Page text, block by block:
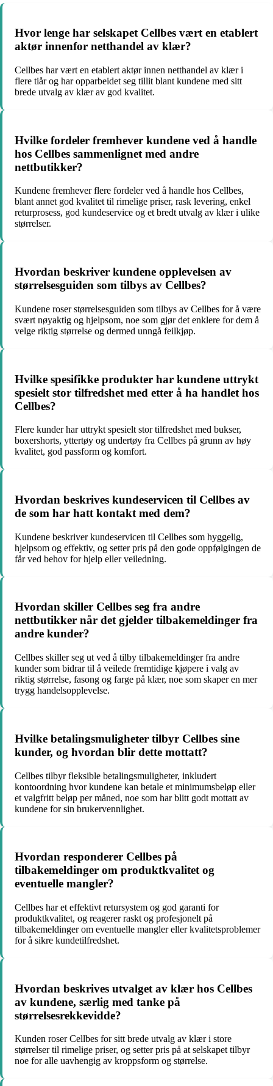
Hvor lenge har selskapet Cellbes vært en etablert
aktør innenfor netthandel av klær?
Cellbes har vært en etablert aktør innen netthandel av klær i
flere tiår og har opparbeidet seg tillit blant kundene med sitt
brede utvalg av klær av god kvalitet.
Hvilke fordeler fremhever kundene ved å handle
hos Cellbes sammenlignet med andre
nettbutikker?
Kundene fremhever flere fordeler ved å handle hos Cellbes,
blant annet god kvalitet til rimelige priser, rask levering, enkel
returprosess, god kundeservice og et bredt utvalg av klær i ulike
størrelser.
Hvordan beskriver kundene opplevelsen av
størrelsesguiden som tilbys av Cellbes?
Kundene roser størrelsesguiden som tilbys av Cellbes for å være
svært nøyaktig og hjelpsom, noe som gjør det enklere for dem å
velge riktig størrelse og dermed unngå feilkjøp.
Hvilke spesifikke produkter har kundene uttrykt
spesielt stor tilfredshet med etter å ha handlet hos
Cellbes?
Flere kunder har uttrykt spesielt stor tilfredshet med bukser,
boxershorts, yttertøy og undertøy fra Cellbes på grunn av høy
kvalitet, god passform og komfort.
Hvordan beskrives kundeservicen til Cellbes av
de som har hatt kontakt med dem?
Kundene beskriver kundeservicen til Cellbes som hyggelig,
hjelpsom og effektiv, og setter pris på den gode oppfølgingen de
får ved behov for hjelp eller veiledning.
Hvordan skiller Cellbes seg fra andre
nettbutikker når det gjelder tilbakemeldinger fra
andre kunder?
Cellbes skiller seg ut ved å tilby tilbakemeldinger fra andre
kunder som bidrar til å veilede fremtidige kjøpere i valg av
riktig størrelse, fasong og farge på klær, noe som skaper en mer
trygg handelsopplevelse.
Hvilke betalingsmuligheter tilbyr Cellbes sine
kunder, og hvordan blir dette mottatt?
Cellbes tilbyr fleksible betalingsmuligheter, inkludert
kontoordning hvor kundene kan betale et minimumsbeløp eller
et valgfritt beløp per måned, noe som har blitt godt mottatt av
kundene for sin brukervennlighet.
Hvordan responderer Cellbes på
tilbakemeldinger om produktkvalitet og
eventuelle mangler?
Cellbes har et effektivt retursystem og god garanti for
produktkvalitet, og reagerer raskt og profesjonelt på
tilbakemeldinger om eventuelle mangler eller kvalitetsproblemer
for å sikre kundetilfredshet.
Hvordan beskrives utvalget av klær hos Cellbes
av kundene, særlig med tanke på
størrelsesrekkevidde?
Kunden roser Cellbes for sitt brede utvalg av klær i store
størrelser til rimelige priser, og setter pris på at selskapet tilbyr
noe for alle uavhengig av kroppsform og størrelse.